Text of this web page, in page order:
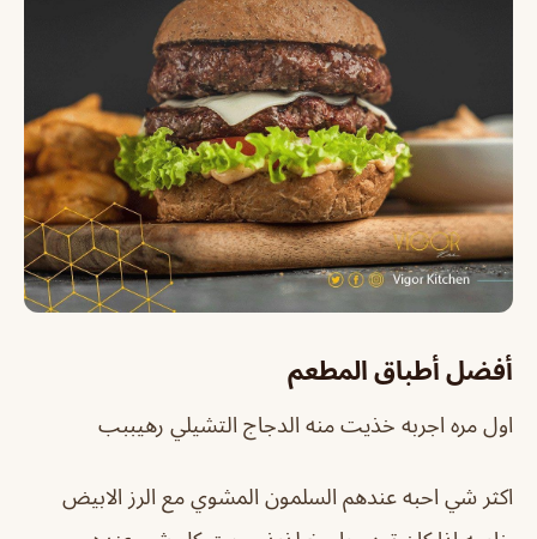
أفضل أطباق المطعم
اول مره اجربه خذيت منه الدجاج التشيلي رهيببب
اكثر شي احبه عندهم السلمون المشوي مع الرز الابيض